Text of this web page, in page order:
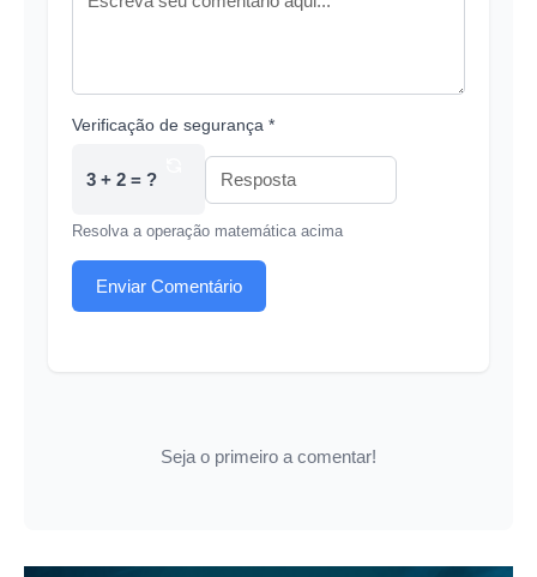
Verificação de segurança *
3 + 2 = ?
Resolva a operação matemática acima
Enviar Comentário
Seja o primeiro a comentar!